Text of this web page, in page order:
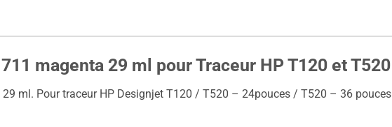
magenta 29 ml pour Traceur HP T120 et T520
29 ml. Pour traceur HP Designjet T120 / T520 – 24pouces / T520 – 36 pouces